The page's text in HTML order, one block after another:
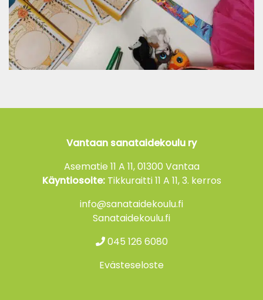
Vantaan sanataidekoulu ry
Asematie 11 A 11, 01300 Vantaa
Käyntiosoite:Tikkuraitti 11 A 11, 3. kerros
info@sanataidekoulu.fi
Sanataidekoulu.fi
045 126 6080
Evästeseloste